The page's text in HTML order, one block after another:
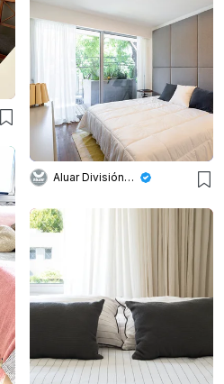
Aluar División Elaborados